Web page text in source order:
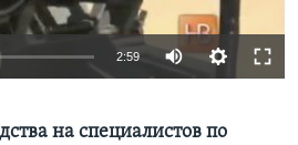
2:59
на специалистов по